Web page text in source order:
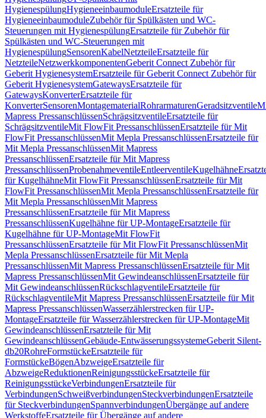
HygienespülungHygieneeinbaumoduleErsatzteile für
HygieneeinbaumoduleZubehör für Spülkästen und WC-
Steuerungen mit HygienespülungErsatzteile für Zubehör für
Spülkästen und WC-Steuerungen mit
HygienespülungSensorenKabelNetzteileErsatzteile für
NetzteileNetzwerkkomponentenGeberit Connect Zubehör für
Geberit HygienesystemErsatzteile für Geberit Connect Zubehör für
Geberit HygienesystemGatewaysErsatzteile für
GatewaysKonverterErsatzteile für
KonverterSensorenMontagematerialRohrarmaturenGeradsitzventile
Mapress PressanschlüssenSchrägsitzventileErsatzteile für
SchrägsitzventileMit FlowFit PressanschlüssenErsatzteile für Mit
FlowFit PressanschlüssenMit Mepla PressanschlüssenErsatzteile für
Mit Mepla PressanschlüssenMit Mapress
PressanschlüssenErsatzteile für Mit Mapress
PressanschlüssenProbenahmeventileEntleerventileKugelhähne
für KugelhähneMit FlowFit PressanschlüssenErsatzteile für Mit
FlowFit PressanschlüssenMit Mepla PressanschlüssenErsatzteile für
Mit Mepla PressanschlüssenMit Mapress
PressanschlüssenErsatzteile für Mit Mapress
PressanschlüssenKugelhähne für UP-MontageErsatzteile für
Kugelhähne für UP-MontageMit FlowFit
PressanschlüssenErsatzteile für Mit FlowFit PressanschlüssenMit
Mepla PressanschlüssenErsatzteile für Mit Mepla
PressanschlüssenMit Mapress PressanschlüssenErsatzteile für Mit
Mapress PressanschlüssenMit GewindeanschlüssenErsatzteile für
Mit GewindeanschlüssenRückschlagventileErsatzteile für
RückschlagventileMit Mapress PressanschlüssenErsatzteile für Mit
Mapress PressanschlüssenWasserzählerstrecken für UP-
MontageErsatzteile für Wasserzählerstrecken für UP-MontageMit
GewindeanschlüssenErsatzteile für Mit
GewindeanschlüssenGebäude-EntwässerungssystemeGeberit Silent-
db20RohreFormstückeErsatzteile für
FormstückeBögenAbzweigeErsatzteile für
AbzweigeReduktionenReinigungsstückeErsatzteile für
ReinigungsstückeVerbindungenErsatzteile für
VerbindungenSchweißverbindungenSteckverbindungenErsatzteile
für SteckverbindungenSpannverbindungenÜbergänge auf andere
WerkstoffeErsatzteile für Übergänge auf andere